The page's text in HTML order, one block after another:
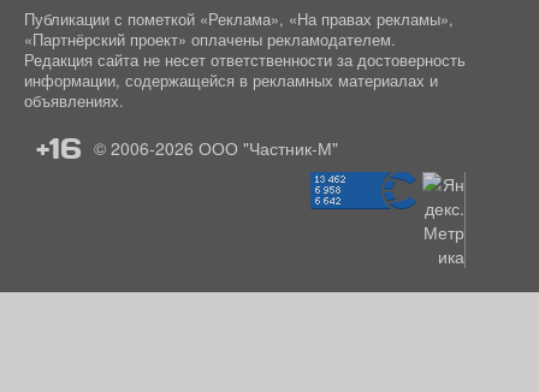
Публикации с пометкой «Реклама», «На правах рекламы»,
«Партнёрский проект» оплачены рекламодателем.
Редакция сайта не несет ответственности за достоверность
информации, содержащейся в рекламных материалах и
объявлениях.
+16 © 2006-2026 ООО "Частник-М"